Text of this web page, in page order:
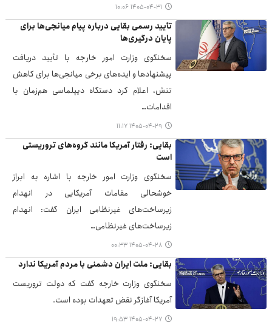
۱۴۰۵-۰۴-۳۱ ۱۰:۰۶
تأیید رسمی بقایی درباره پیام میانجی‌ها برای
پایان درگیری‌ها
سخنگوی وزارت امور خارجه با تأیید دریافت
پیشنهادها و ایده‌های برخی میانجی‌ها برای کاهش
تنش، اعلام کرد دستگاه دیپلماسی هم‌زمان با
اقدامات…
۱۴۰۵-۰۴-۲۹ ۱۱:۱۷
بقایی: رفتار آمریکا مانند گروه‌های تروریستی
است
سخنگوی وزارت امور خارجه با اشاره به ابراز
خوشحالی مقامات آمریکایی در انهدام
زیرساخت‌های غیرنظامی ایران گفت: انهدام
زیرساخت‌های غیرنظامی…
۱۴۰۵-۰۴-۲۸ ۰۰:۳۳
بقایی: ملت ایران دشمنی با مردم آمریکا ندارد
سخنگوی وزارت خارجه گفت که دولت تروریست
آمریکا آغازگر نقض تعهدات بوده است.
۱۴۰۵-۰۴-۲۷ ۱۹:۵۳